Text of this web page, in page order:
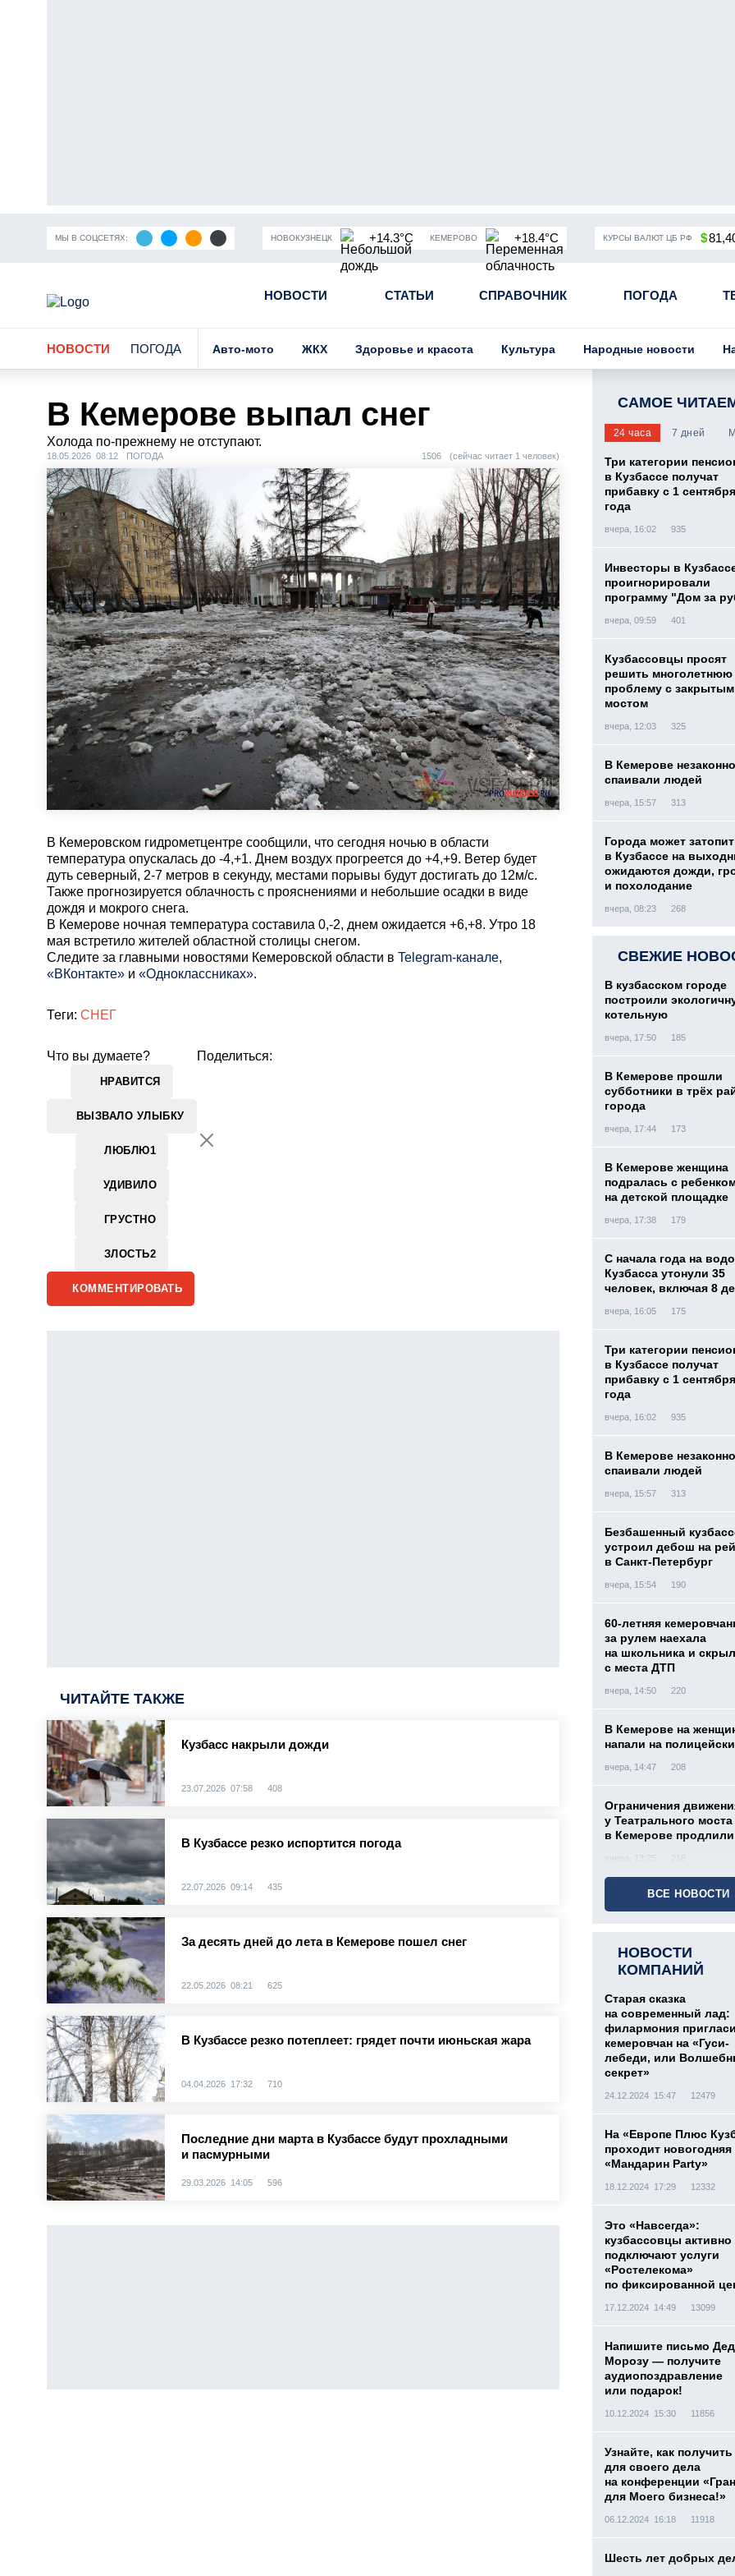
МЫ В СОЦСЕТЯХ: НОВОКУЗНЕЦК +14.3°C КЕМЕРОВО +18.4°C КУРСЫ ВАЛЮТ ЦБ РФ $
НОВОСТИ СТАТЬИ СПРАВОЧНИК ПОГОДА
Кузбасса Пандемия коронавирусной инфекции Частичная мобилизация в России Угольная промышленность
НОВОСТИ ПОГОДА Авто-мото ЖКХ Здоровье и красота Культура Народные новости
В Кемерове выпал снег
Холода по-прежнему не отступают.
18.05.2026 08:12 ПОГОДА 1506 (сейчас читает 1 человек)
В Кемеровском гидрометцентре сообщили, что сегодня ночью в области
температура опускалась до -4,+1. Днем воздух прогреется до +4,+9. Ветер будет
дуть северный, 2-7 метров в секунду, местами порывы будут достигать до 12м/с.
Также прогнозируется облачность с прояснениями и небольшие осадки в виде
дождя и мокрого снега.
В Кемерове ночная температура составила 0,-2, днем ожидается +6,+8. Утро 18
мая встретило жителей областной столицы снегом.
Cледите за главными новостями Кемеровской области в Telegram-канале,
«ВКонтакте» и «Одноклассниках».
Теги: СНЕГ
Что вы думаете?
НРАВИТСЯ
ВЫЗВАЛО УЛЫБКУ
ЛЮБЛЮ1
УДИВИЛО
ГРУСТНО
ЗЛОСТЬ2
Поделиться:
КОММЕНТИРОВАТЬ
ЧИТАЙТЕ ТАКЖЕ
Кузбасс накрыли дожди
23.07.2026 07:58 408
В Кузбассе резко испортится погода
22.07.2026 09:14 435
За десять дней до лета в Кемерове пошел снег
22.05.2026 08:21 625
В Кузбассе резко потеплеет: грядет почти июньская жара
04.04.2026 17:32 710
Последние дни марта в Кузбассе будут прохладными
и пасмурными
29.03.2026 14:05 596
САМОЕ
24 часа 7 дней
Три категории
в Кузбассе получат
прибавку с 1
года
вчера, 16:02 935
Инвесторы в
проигнорировали
программу "Дом за
вчера, 09:59 401
Кузбассовцы просят
решить многолетнюю
проблему с закрытым
мостом
вчера, 12:03 325
В Кемерове незаконно
спаивали людей
вчера, 15:57 313
Города может
в Кузбассе на
ожидаются дожди,
и похолодание
вчера, 08:23 268
СВЕЖИЕ
В кузбасском городе
построили
котельную
вчера, 17:50 185
В Кемерове прошли
субботники в трёх
города
вчера, 17:44 173
В Кемерове женщина
подралась с
на детской площадке
вчера, 17:38 179
С начала года на
Кузбасса утонули 35
человек, включая 8
вчера, 16:05 175
Три категории
в Кузбассе получат
прибавку с 1
года
вчера, 16:02 935
В Кемерове незаконно
спаивали людей
вчера, 15:57 313
Безбашенный
устроил дебош на
в Санкт-Петербург
вчера, 15:54 190
60-летняя
за рулем наехала
на школьника и
с места ДТП
вчера, 14:50 220
В Кемерове на
напали на
вчера, 14:47 208
Ограничения
у Театрального моста
в Кемерове продлили
вчера, 13:25 218
ВСЕ НОВОСТИ
НОВОСТИ
КОМПАНИЙ
Старая сказка
на современный лад:
филармония
кемеровчан на «Гуси-
лебеди, или
секрет»
24.12.2024 15:47 12479
На «Европе Плюс
проходит новогодняя
«Мандарин Party»
18.12.2024 17:29 12332
Это «Навсегда»:
кузбассовцы активно
подключают услуги
«Ростелекома»
по фиксированной
17.12.2024 14:49 13099
Напишите письмо
Морозу — получите
аудиопоздравление
или подарок!
10.12.2024 15:30 11856
Узнайте, как получить
для своего дела
на конференции
для Моего бизнеса!»
06.12.2024 16:18 11918
Шесть лет добрых